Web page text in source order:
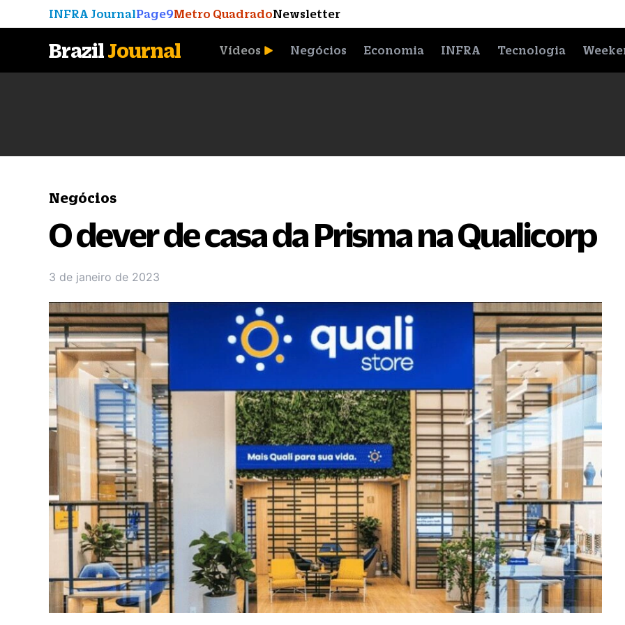
INFRA JournalPage9Metro QuadradoNewsletter
BrazilJournal Vídeos Negócios Economia INFRA Tecnologia
Negócios
O dever de casa da Prisma na Qualicorp
3 de janeiro de 2023